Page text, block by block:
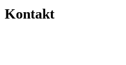
Kontakt